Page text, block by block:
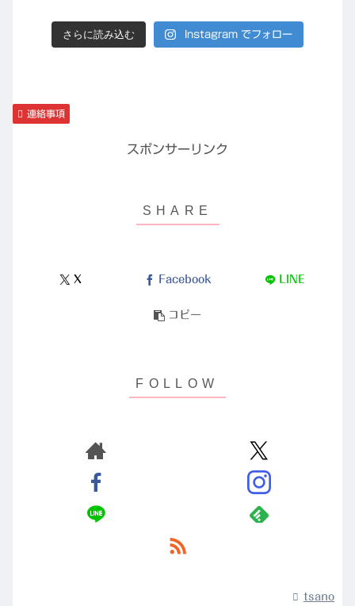
さらに読み込む Instagram でフォロー
連絡事項
スポンサーリンク
X Facebook LINE
コピー
tsano